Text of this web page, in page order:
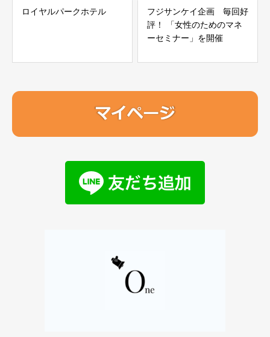
ロイヤルパークホテル
フジサンケイ企画 毎回好
評！ 「女性のためのマネ
ーセミナー」を開催